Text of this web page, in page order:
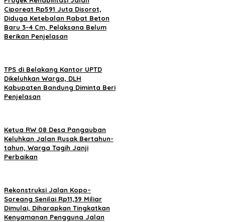
Ciporeat Rp591 Juta Disorot,
Diduga Ketebalan Rabat Beton
Baru 3–4 Cm, Pelaksana Belum
Berikan Penjelasan
TPS di Belakang Kantor UPTD
Dikeluhkan Warga, DLH
Kabupaten Bandung Diminta Beri
Penjelasan
Ketua RW 08 Desa Pangauban
Keluhkan Jalan Rusak Bertahun-
tahun, Warga Tagih Janji
Perbaikan
Rekonstruksi Jalan Kopo–
Soreang Senilai Rp11,39 Miliar
Dimulai, Diharapkan Tingkatkan
Kenyamanan Pengguna Jalan